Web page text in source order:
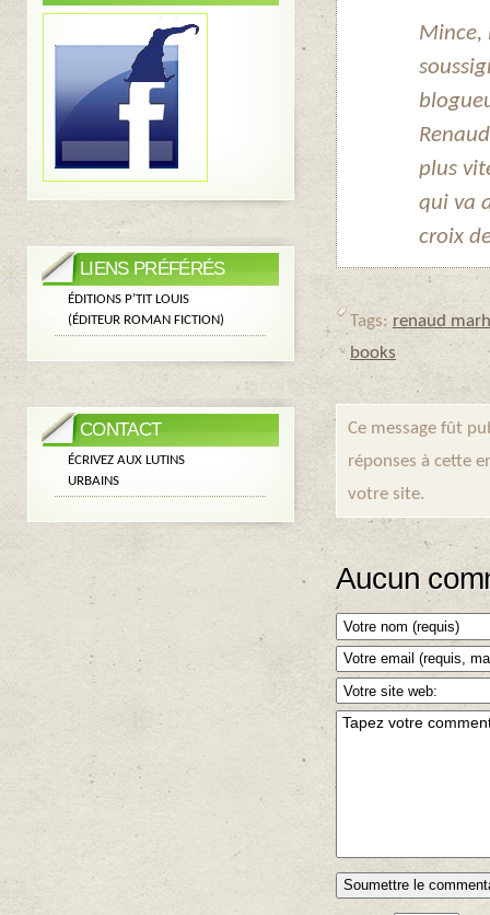
Mince,
plus
qui va
croix
Tags: renaud
books
Ce message fût
réponses à cette
votre site.
Aucun
LIENS PRÉFÉRÉS
ÉDITIONS P’TIT LOUIS
(ÉDITEUR ROMAN FICTION)
CONTACT
ÉCRIVEZ AUX LUTINS
URBAINS